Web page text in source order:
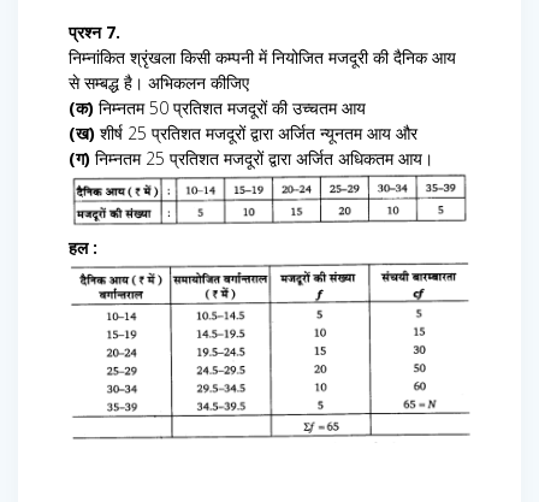
प्रश्न 7.
निम्नांकित श्रृंखला किसी कम्पनी में नियोजित मजदूरी की दैनिक आय
से सम्बद्ध है। अभिकलन कीजिए
(क) निम्नतम 50 प्रतिशत मजदूरों की उच्चतम आय
(ख) शीर्ष 25 प्रतिशत मजदूरों द्वारा अर्जित न्यूनतम आय और
(ग) निम्नतम 25 प्रतिशत मजदूरों द्वारा अर्जित अधिकतम आय।
हल :